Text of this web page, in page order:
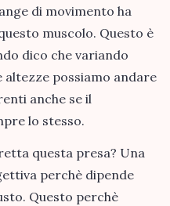
di movimento ha
muscolo. Questo è
dico che variando
possiamo andare
anche se il
lo stesso.
questa presa? Una
perchè dipende
Questo perchè